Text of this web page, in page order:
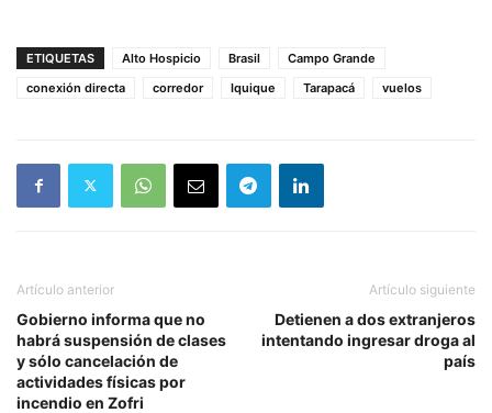
ETIQUETAS Alto Hospicio Brasil
Campo Grande
conexión directa
corredor Iquique Tarapacá vuelos
Artículo anterior
Gobierno informa que no
habrá suspensión de clases
y sólo cancelación de
actividades físicas por
incendio en Zofri
Artículo siguiente
Detienen a dos extranjeros
intentando ingresar droga al
país